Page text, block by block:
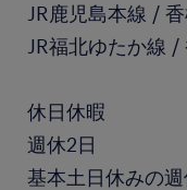
JR鹿児島本線 /
JR福北ゆたか線 /
休日休暇
週休2日
基本土日休みの